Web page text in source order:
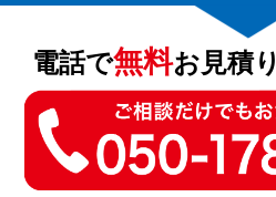
料金
対応エリア
電話で無料お見積り